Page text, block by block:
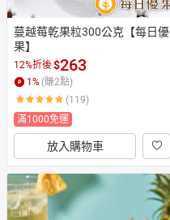
蔓越莓乾果粒300公克【每日優
果】
12%折後$263
1 % (賺2點)
(119)
滿1000免運
放入購物車